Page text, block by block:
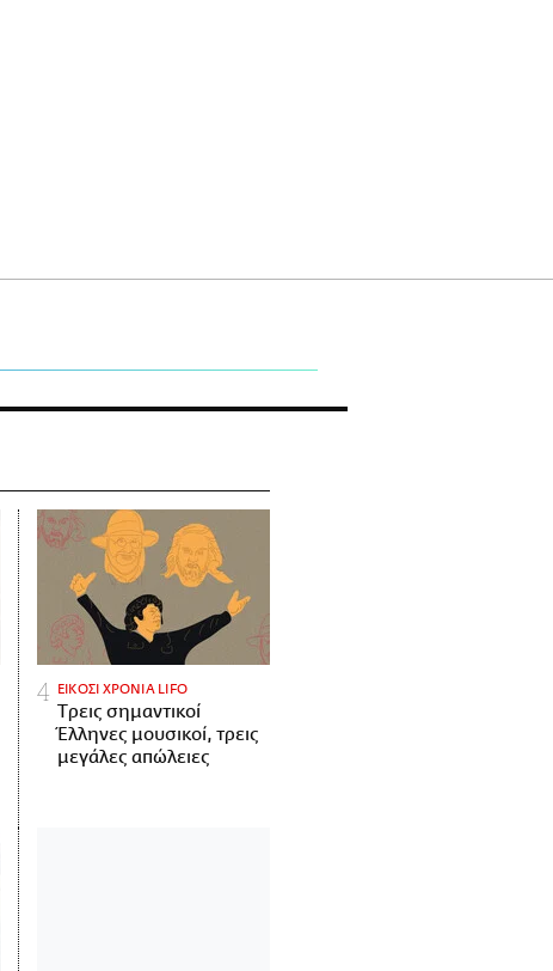
ΕΙΚΟΣΙ ΧΡΟΝΙΑ LIFO
Tρεις σημαντικοί
Έλληνες μουσικοί, τρεις
μεγάλες απώλειες